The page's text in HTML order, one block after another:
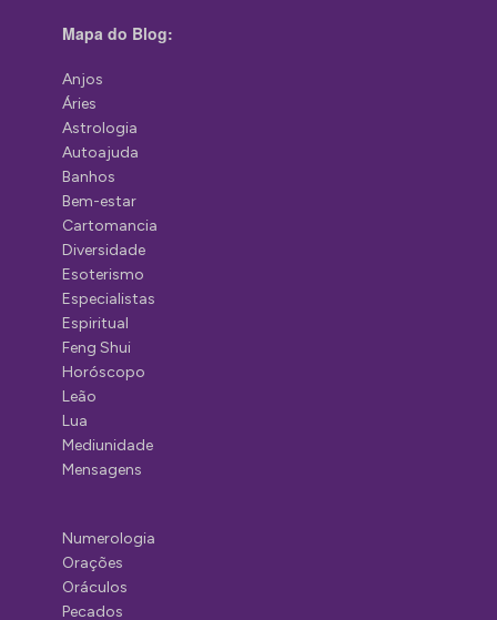
Mapa do Blog:
Anjos
Áries
Astrologia
Autoajuda
Banhos
Bem-estar
Cartomancia
Diversidade
Esoterismo
Especialistas
Espiritual
Feng Shui
Horóscopo
Leão
Lua
Mediunidade
Mensagens
Numerologia
Orações
Oráculos
Pecados